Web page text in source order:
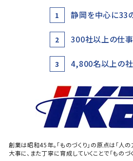
1 静岡を中心に33
2 300社以上の仕
3 4,800名以上の
創業は昭和45年。「ものづくり」の原点は「人
大事に、また丁寧に育成していくことで「ものづ